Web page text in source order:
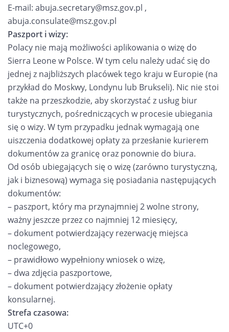
E-mail: abuja.secretary@msz.gov.pl ,
abuja.consulate@msz.gov.pl
Paszport i wizy:
Polacy nie mają możliwości aplikowania o wizę do
Sierra Leone w Polsce. W tym celu należy udać się do
jednej z najbliższych placówek tego kraju w Europie (na
przykład do Moskwy, Londynu lub Brukseli). Nic nie stoi
także na przeszkodzie, aby skorzystać z usług biur
turystycznych, pośredniczących w procesie ubiegania
się o wizy. W tym przypadku jednak wymagają one
uiszczenia dodatkowej opłaty za przesłanie kurierem
dokumentów za granicę oraz ponownie do biura.
Od osób ubiegających się o wizę (zarówno turystyczną,
jak i biznesową) wymaga się posiadania następujących
dokumentów:
– paszport, który ma przynajmniej 2 wolne strony,
ważny jeszcze przez co najmniej 12 miesięcy,
– dokument potwierdzający rezerwację miejsca
noclegowego,
– prawidłowo wypełniony wniosek o wizę,
– dwa zdjęcia paszportowe,
– dokument potwierdzający złożenie opłaty
konsularnej.
Strefa czasowa:
UTC+0